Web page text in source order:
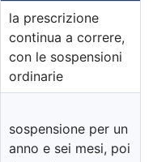
la prescrizione
continua a correre,
con le sospensioni
ordinarie
sospensione per un
anno e sei mesi, poi